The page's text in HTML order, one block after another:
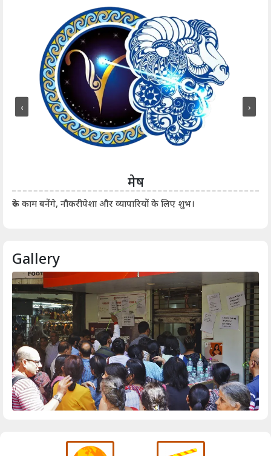
मेष
रुके काम बनेंगे, नौकरीपेशा और व्यापारियों के लिए शुभ।
‹ ›
Gallery